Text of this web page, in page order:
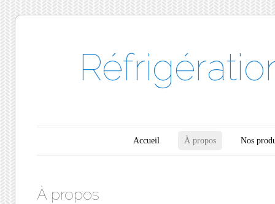
Menu principalAccueil À propos Nos
À propos